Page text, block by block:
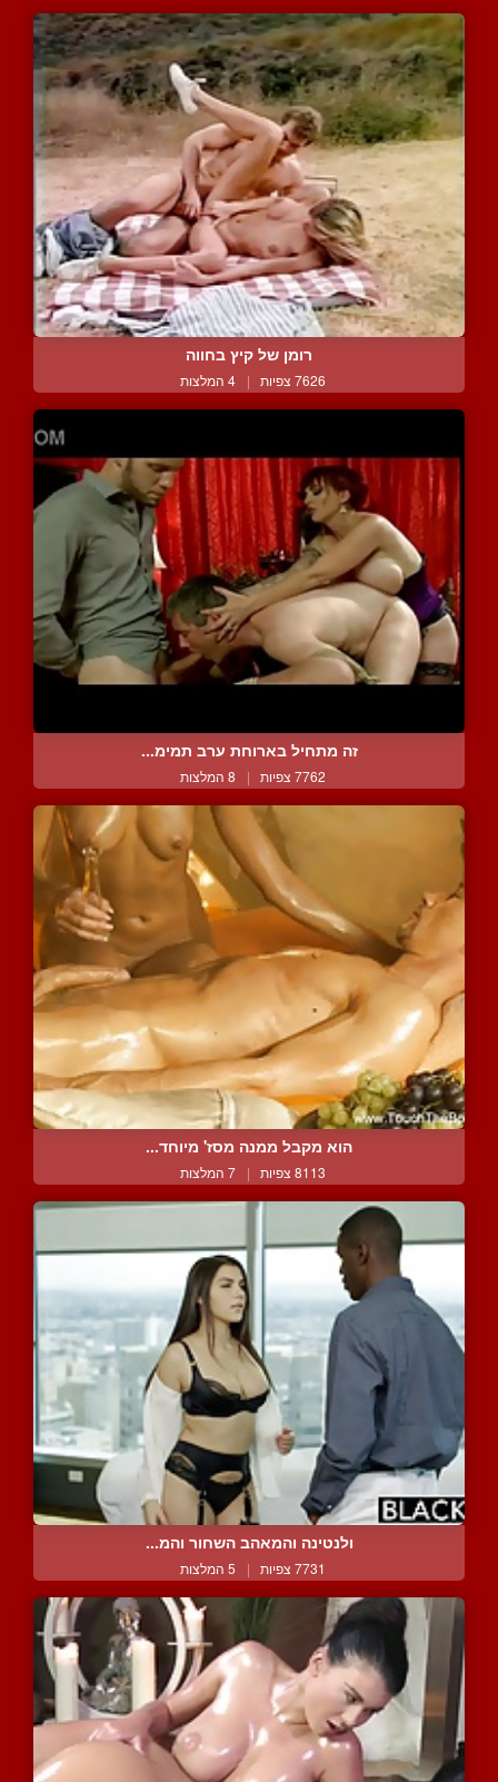
רומן של קיץ בחווה
7626 צפיות | 4 המלצות
זה מתחיל בארוחת ערב תמימ...
7762 צפיות | 8 המלצות
הוא מקבל ממנה מסז' מיוחד...
8113 צפיות | 7 המלצות
ולנטינה והמאהב השחור והמ...
7731 צפיות | 5 המלצות